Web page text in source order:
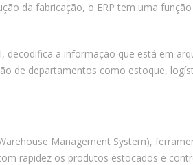
da fabricação, o ERP tem uma
a informação que está em
de departamentos como estoque,
Management System),
rapidez os produtos estocados e